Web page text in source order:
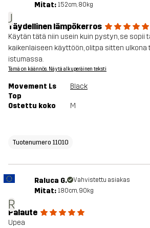
J
Mitat: 152cm, 80kg
Täydellinen lämpökerros
Käytän tätä niin usein kuin pystyn, se sopii
kaikenlaiseen käyttöön, olitpa sitten ulkona
istumassa.
Tämä on käännös. Näytä alkuperäinen teksti
Movement Ls
Top
Black
Ostettu koko M
Tuotenumero 11010
R
Raluca G. Vahvistettu asiakas
Mitat: 180cm, 90kg
Palaute
Upea